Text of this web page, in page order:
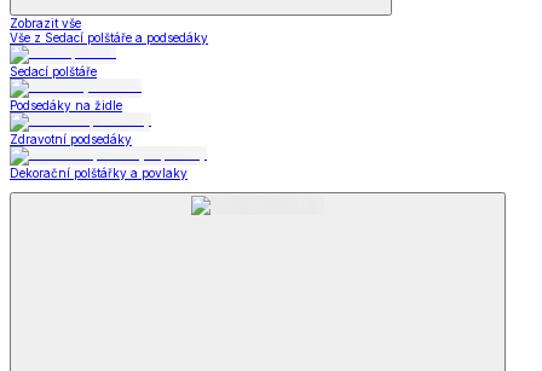
Zobrazit vše
Vše z Sedací polštáře a podsedáky
Sedací polštáře
Podsedáky na židle
Zdravotní podsedáky
Dekorační polštářky a povlaky